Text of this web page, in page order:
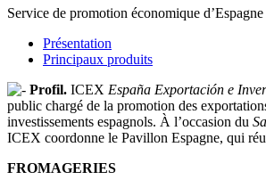
Service de promotion économique d’Espagne
Présentation
Principaux produits
Profil. ICEX España Exportación e
public chargé de la promotion des
investissements espagnols. À l’occasion du
ICEX coordonne le Pavillon Espagne, qui
FROMAGERIES